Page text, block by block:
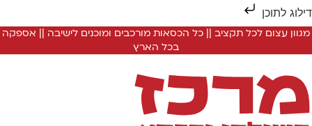
לתוכן
מגוון עצום לכל תקציב || כל הכסאות מורכבים ומוכנים לישיבה || אספקה
בכל הארץ